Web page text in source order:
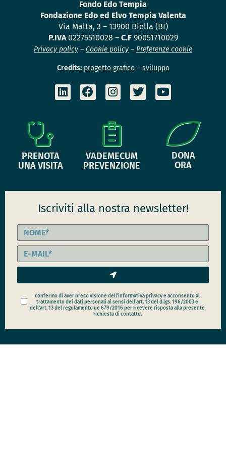
Fondo Edo Tempia
Fondazione Edo ed Elvo Tempia Valenta
Via Malta, 3 – 13900 Biella (BI)
P.IVA02275510028 – C.F90051710029
Privacy policy – Cookie policy – Preferenze cookie
Credits: progetto grafico– sviluppo
PRENOTA
UNA VISITA
VADEMECUM
PREVENZIONE
DONA
ORA
Iscriviti alla nostra newsletter!
confermo di aver preso visione dell’informativa privacy e acconsento al
trattamento dei dati personali ai sensi dell'art. 13 del d.lgs. 196/2003 e
dell'art. 13 del regolamento ue 679/2016 per ricevere risposta alla presente
richiesta di contatto.